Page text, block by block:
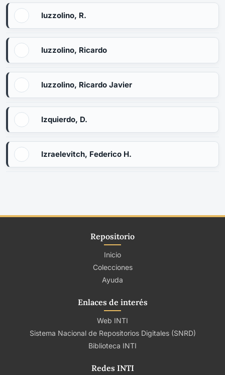
Iuzzolino, R.
Iuzzolino, Ricardo
Iuzzolino, Ricardo Javier
Izquierdo, D.
Izraelevitch, Federico H.
Repositorio
Inicio
Colecciones
Ayuda
Enlaces de interés
Web INTI
Sistema Nacional de Repositorios Digitales (SNRD)
Biblioteca INTI
Redes INTI